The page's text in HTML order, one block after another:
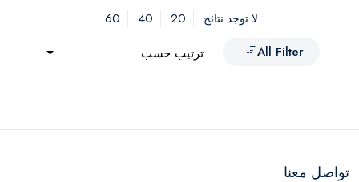
لا توجد نتائج 20
40
60
All Filter
ترتيب حسب
تواصل معنا